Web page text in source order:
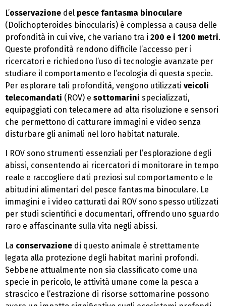
L’osservazione del pesce fantasma binoculare
(Dolichopteroides binocularis) è complessa a causa delle
profondità in cui vive, che variano tra i 200 e i 1200 metri.
Queste profondità rendono difficile l’accesso per i
ricercatori e richiedono l’uso di tecnologie avanzate per
studiare il comportamento e l’ecologia di questa specie.
Per esplorare tali profondità, vengono utilizzati veicoli
telecomandati (ROV) e sottomarini specializzati,
equipaggiati con telecamere ad alta risoluzione e sensori
che permettono di catturare immagini e video senza
disturbare gli animali nel loro habitat naturale.
I ROV sono strumenti essenziali per l’esplorazione degli
abissi, consentendo ai ricercatori di monitorare in tempo
reale e raccogliere dati preziosi sul comportamento e le
abitudini alimentari del pesce fantasma binoculare. Le
immagini e i video catturati dai ROV sono spesso utilizzati
per studi scientifici e documentari, offrendo uno sguardo
raro e affascinante sulla vita negli abissi.
La conservazione di questo animale è strettamente
legata alla protezione degli habitat marini profondi.
Sebbene attualmente non sia classificato come una
specie in pericolo, le attività umane come la pesca a
strascico e l’estrazione di risorse sottomarine possono